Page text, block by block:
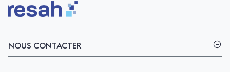
Logo Resah
NOUS CONTACTER